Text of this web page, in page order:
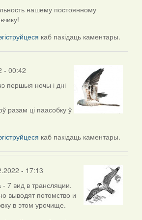
нашему постоянному
каб пакідаць каментары.
- 00:42
першыя ночы і дні
разам ці паасобку ў
каб пакідаць каментары.
- 17:13
7 вид в трансляции.
выводят потомство и
в этом урочище.